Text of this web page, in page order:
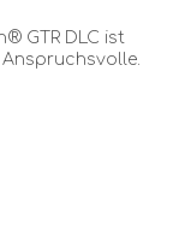
GTR DLC ist